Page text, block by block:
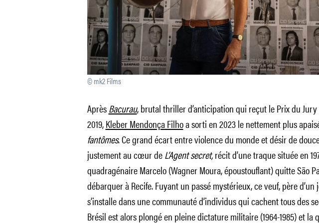
© mk2 Films
AprèsBacurau, brutal thriller d’anticipation qui reçut le Prix du Jury
2019,Kleber Mendonça Filhoa sorti en 2023 le nettement plus
fantômes. Ce grand écart entre violence du monde et désir de
justement au cœur deL’Agent secret,récit d’une traque située en
quadragénaire Marcelo (Wagner Moura, époustouflant) quitte São
débarquer à Recife. Fuyant un passé mystérieux, ce veuf, père d’un
s’installe dans une communauté d’individus qui cachent tous des
Brésil est alors plongé en pleine dictature militaire (1964-1985) et la